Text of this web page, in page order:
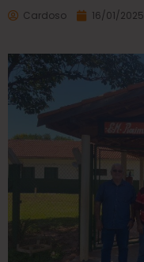
Cardoso 16/01/2025